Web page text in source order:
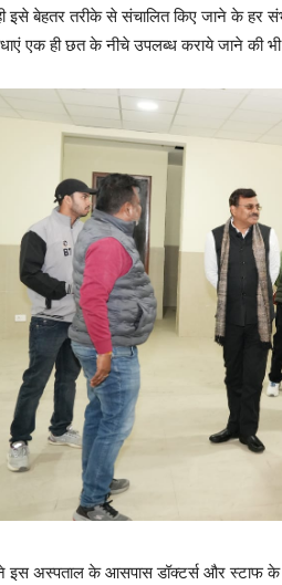
इसे बेहतर तरीके से संचालित किए जाने के हर
एक ही छत के नीचे उपलब्ध कराये जाने की भी
इस अस्पताल के आसपास डॉक्टर्स और स्टाफ के